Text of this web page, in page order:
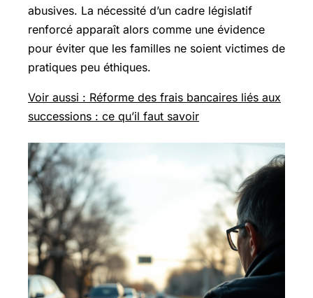
abusives. La nécessité d’un cadre législatif
renforcé apparaît alors comme une évidence
pour éviter que les familles ne soient victimes de
pratiques peu éthiques.
Voir aussi : Réforme des frais bancaires liés aux
successions : ce qu’il faut savoir